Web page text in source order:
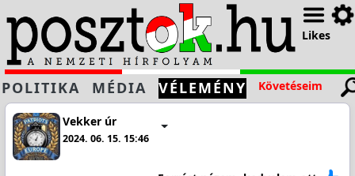
Likes
POLITIKA MÉDIA VÉLEMÉNY Követéseim
Vekker úr
2024. 06. 15. 15:46